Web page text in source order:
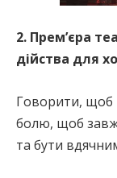
2. Прем’єра
дійства для
Говорити, щоб
болю, щоб
та бути